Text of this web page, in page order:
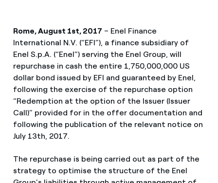
Rome, August 1st, 2017 – Enel Finance
International N.V. (“EFI”), a finance subsidiary of
Enel S.p.A. (“Enel”) serving the Enel Group, will
repurchase in cash the entire 1,750,000,000 US
dollar bond issued by EFI and guaranteed by Enel,
following the exercise of the repurchase option
“Redemption at the option of the Issuer (Issuer
Call)” provided for in the offer documentation and
following the publication of the relevant notice on
July 13th, 2017.
The repurchase is being carried out as part of the
strategy to optimise the structure of the Enel